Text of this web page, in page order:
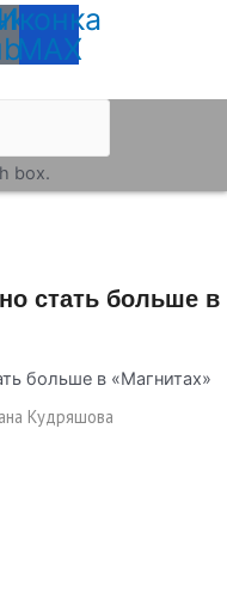
MAX
box.
стать больше в
Кудряшова